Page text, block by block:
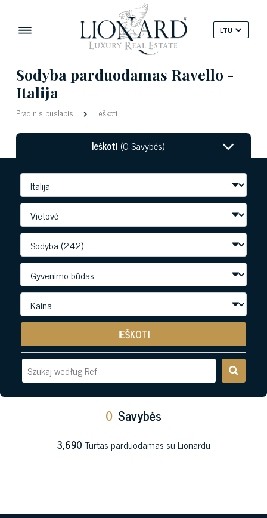
LTU
Sodyba parduodamas Ravello -
Italija
Pradinis puslapis Ieškoti
Ieškoti (0 Savybės)
IEŠKOTI
0 Savybės
3,690Turtas parduodamas su Lionardu